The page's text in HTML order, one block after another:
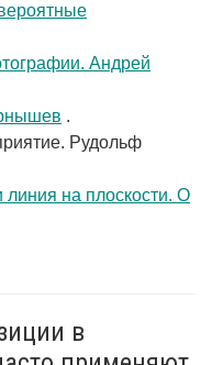
Андрей
.
Рудольф
линия на плоскости. О
в